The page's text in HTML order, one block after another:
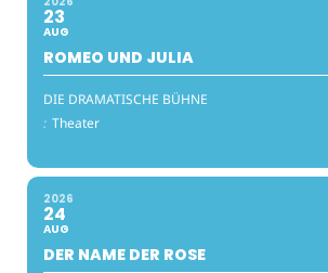
23
AUG
ROMEO UND JULIA
DIE DRAMATISCHE BÜHNE
: Theater
2026
24
AUG
DER NAME DER ROSE